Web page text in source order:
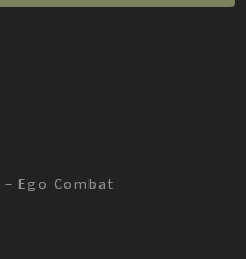
Ego Combat